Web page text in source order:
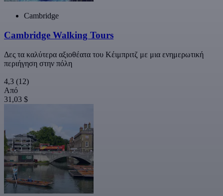
Cambridge
Cambridge Walking Tours
Δες τα καλύτερα αξιοθέατα του Κέιμπριτζ με μια ενημερωτική
περιήγηση στην πόλη
4,3 (12)
Από
31,03 $